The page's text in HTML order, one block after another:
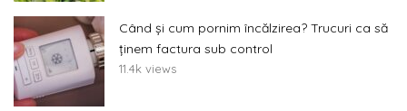
Când și cum pornim încălzirea? Trucuri ca să
ținem factura sub control
11.4k views